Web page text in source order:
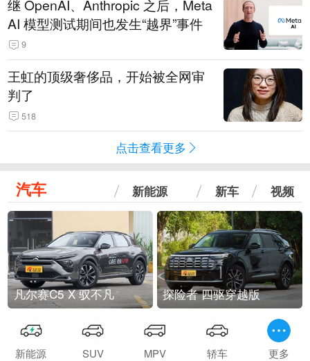
继 OpenAI、Anthropic 之后，Meta
AI 模型测试期间也发生“越界”事件
9
王虹的顶级奢侈品，开始被全网审
判了
518
点击查看更多
汽车 新能源 新车 视频
凡尔赛C5 X 驭不凡 探险者 四驱穿越版
新能源 SUV MPV 轿车 更多